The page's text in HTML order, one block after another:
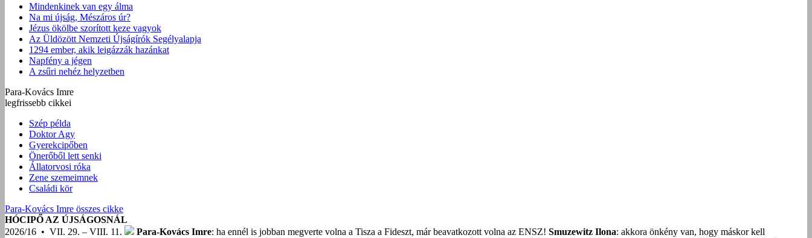
Mindenkinek van egy álma
Na mi újság, Mészáros úr?
Jézus ökölbe szorított keze vagyok
Az Üldözött Nemzeti Újságírók Segélyalapja
1294 ember, akik leigázzák hazánkat
Napfény a jégen
A zsűri nehéz helyzetben
Para-Kovács Imre
legfrissebb cikkei
Szép példa
Doktor Agy
Gyerekcipőben
Önerőből lett senki
Állatorvosi róka
Zene szemeimnek
Családi kör
Para-Kovács Imre összes cikke
HÓCIPŐ AZ ÚJSÁGOSNÁL
2026/16 • VII. 29. – VIII. 11.
Para-Kovács Imre: ha ennél is jobban megverte volna a Tisza a Fideszt, már beavatkozott volna az ENSZ! Smuzewitz Ilona: akkora önkény van, hogy máskor kell